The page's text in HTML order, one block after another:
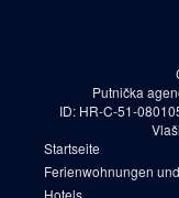
Putnička
ID: HR-C-51-
Startseite
Ferienwohnungen
Hotels